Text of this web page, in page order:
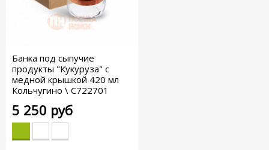
Банка под сыпучие
продукты "Кукуруза" с
медной крышкой 420 мл
Кольчугино \ С722701
5 250 руб